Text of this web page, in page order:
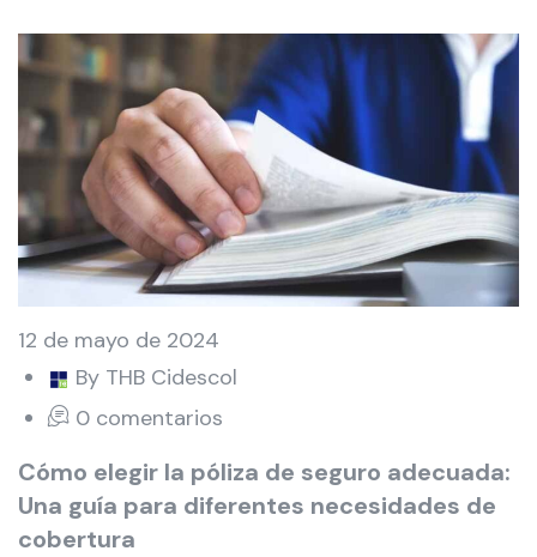
12 de mayo de 2024
By THB Cidescol
0 comentarios
Cómo elegir la póliza de seguro adecuada:
Una guía para diferentes necesidades de
cobertura